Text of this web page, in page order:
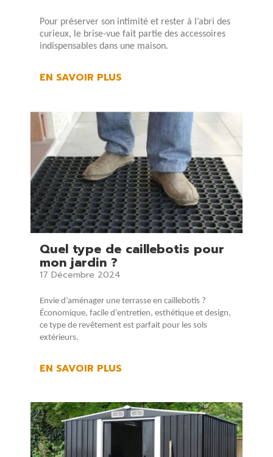
Pour préserver son intimité et rester à l’abri des
curieux, le brise-vue fait partie des accessoires
indispensables dans une maison.
EN SAVOIR PLUS
Quel type de caillebotis pour
mon jardin ?
17 Décembre 2024
Envie d’aménager une terrasse en caillebotis ?
Économique, facile d’entretien, esthétique et design,
ce type de revêtement est parfait pour les sols
extérieurs.
EN SAVOIR PLUS
S'identifier ×
Vous devez être connecté pour enregistrer des
produits dans votre liste de souhaits.
Fermer S'identifier